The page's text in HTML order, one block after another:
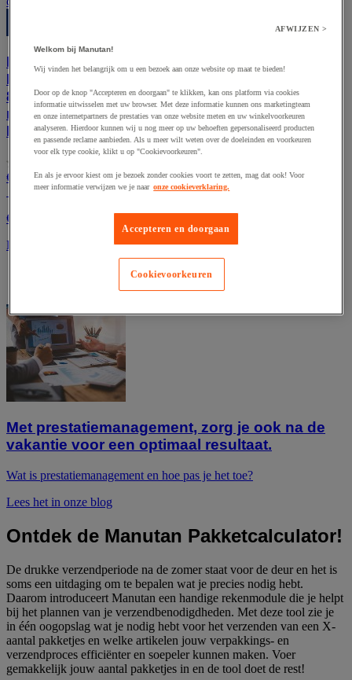
Bureau
Rekenmachine ECO
850 Zonne-energie 1-
regelig, 12 cijfers -
Maul
van
de
5
sterren.
€ 17,15
excl. BTW
€ 20,75 incl. BTW
Per stuk
Inpaktafel TPB -
0.0
van
de
5
sterren.
Vanaf
€ 975,00
excl. BTW
€ 1.179,75 incl. BTW
Per stuk
Met prestatiemanagement, zorg je ook na de
vakantie voor een optimaal resultaat.
Wat is prestatiemanagement en hoe pas je het toe?
Lees het in onze blog
Ontdek de Manutan Pakketcalculator!
De drukke verzendperiode na de zomer staat voor de deur en het is
soms een uitdaging om te bepalen wat je precies nodig hebt.
Daarom introduceert Manutan een handige rekenmodule die je helpt
bij het plannen van je verzendbenodigdheden. Met deze tool zie je
in één oogopslag wat je nodig hebt voor het verzenden van een X-
aantal pakketjes en welke artikelen jouw verpakkings- en
verzendproces efficiënter en soepeler kunnen maken. Voer
gemakkelijk jouw aantal pakketjes in en de tool doet de rest!
AFWIJZEN >
Welkom bij Manutan!
Wij vinden het belangrijk om u een bezoek aan onze website op maat te bieden!
Door op de knop "Accepteren en doorgaan" te klikken, kan ons platform via cookies
informatie uitwisselen met uw browser. Met deze informatie kunnen ons marketingteam
en onze internetpartners de prestaties van onze website meten en uw winkelvoorkeuren
analyseren. Hierdoor kunnen wij u nog meer op uw behoeften gepersonaliseerd producten
en passende reclame aanbieden. Als u meer wilt weten over de doeleinden en voorkeuren
voor elk type cookie, klikt u op "Cookievoorkeuren".
En als je ervoor kiest om je bezoek zonder cookies voort te zetten, mag dat ook! Voor
meer informatie verwijzen we je naar onze cookieverklaring.
Accepteren en doorgaan
Cookievoorkeuren